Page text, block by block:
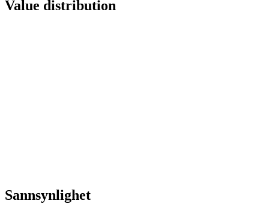
Value distribution
Sannsynlighet